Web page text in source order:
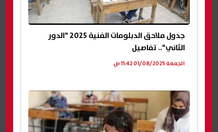
جدول ملاحق الدبلومات الفنية 2025 "الدور
الثاني".. تفاصيل
الجمعة 01/08/2025 11:42 ص